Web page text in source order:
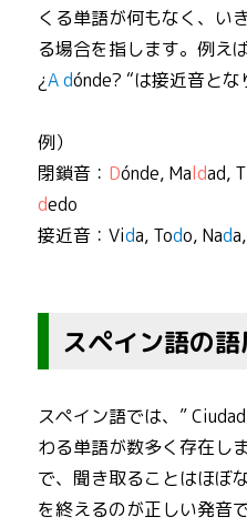
くる単語が何もなく、い
る場合を指します。例え
¿A dónde? “は接近音とな
例）
閉鎖音： Dónde, Maldad, T
dedo
接近音：Vida, Todo, Nad
スペイン語の
スペイン語では、”
わる単語が数多く存在し
で、聞き取ることはほぼ
を終えるのが正しい発音